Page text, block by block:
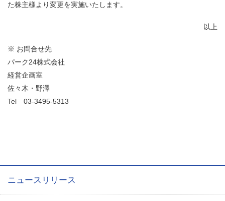
た株主様より変更を実施いたします。
以上
※ お問合せ先
パーク24株式会社
経営企画室
佐々木・野澤
Tel 03-3495-5313
ニュースリリース